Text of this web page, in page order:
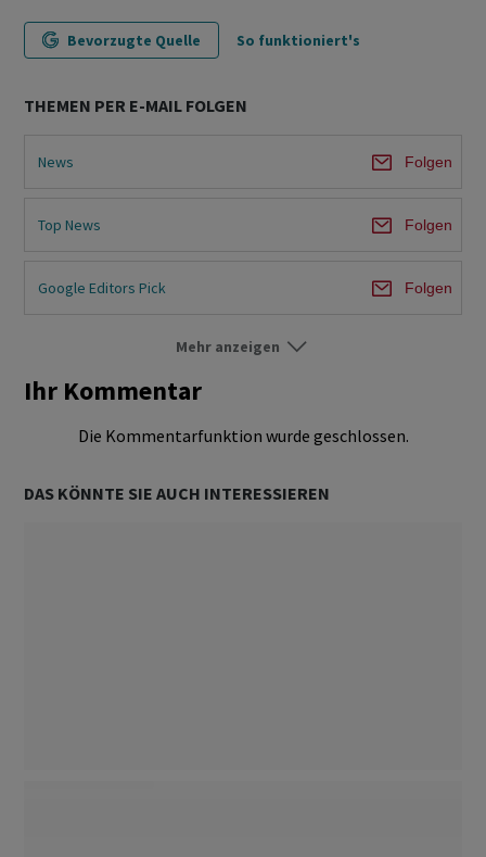
Bevorzugte Quelle So funktioniert's
THEMEN PER E-MAIL FOLGEN
News Folgen
Top News Folgen
Google Editors Pick Folgen
Mehr anzeigen
Ihr Kommentar
Die Kommentarfunktion wurde geschlossen.
DAS KÖNNTE SIE AUCH INTERESSIEREN